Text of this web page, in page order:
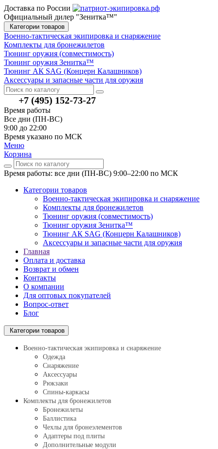
Доставка по России
Официальный дилер "Зенитка™"
Категории товаров
Военно-тактическая экипировка и снаряжение
Комплекты для бронежилетов
Тюнинг оружия (совместимость)
Тюнинг оружия Зенитка™
Тюнинг АК SAG (Концерн Калашников)
Аксессуары и запасные части для оружия
+7 (495) 152-73-27
Время работы
Все дни (ПН-ВС)
9:00 до 22:00
Время указано по МСК
Меню
Корзина
Время работы: все дни (ПН-ВС) 9:00–22:00 по МСК
Категории товаров
Военно-тактическая экипировка и снаряжение
Комплекты для бронежилетов
Тюнинг оружия (совместимость)
Тюнинг оружия Зенитка™
Тюнинг АК SAG (Концерн Калашников)
Аксессуары и запасные части для оружия
Главная
Оплата и доставка
Возврат и обмен
Контакты
О компании
Для оптовых покупателей
Вопрос-ответ
Блог
Категории товаров
Военно-тактическая экипировка и снаряжение
Одежда
Снаряжение
Аксессуары
Рюкзаки
Спины-каркасы
Комплекты для бронежилетов
Бронежилеты
Баллистика
Чехлы для бронеэлементов
Адаптеры под плиты
Дополнительные модули